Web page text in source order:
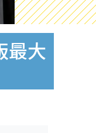
最大